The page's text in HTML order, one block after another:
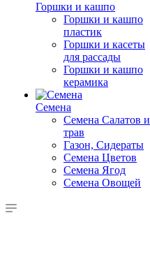
Горшки и кашпо
Горшки и кашпо
пластик
Горшки и касеты
для рассады
Горшки и кашпо
керамика
Семена
Семена Салатов и
трав
Газон, Сидераты
Семена Цветов
Семена Ягод
Семена Овощей